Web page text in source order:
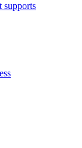
supports